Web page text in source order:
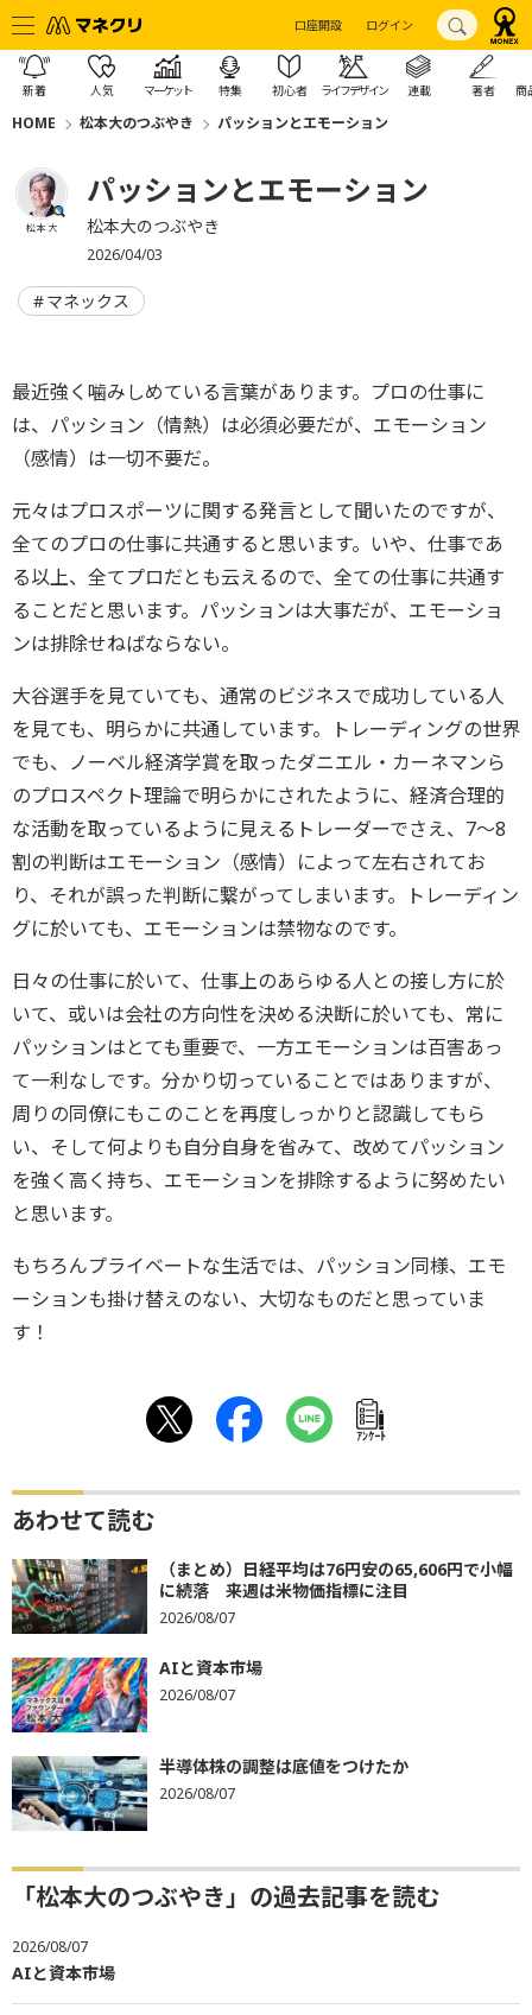
口座開設 ログイン
新着 人気 マーケット 特集 初心者 ライフデザイン 連載 著者 商
HOME 松本大のつぶやき パッションとエモーション
松本 大
パッションとエモーション
松本大のつぶやき
2026/04/03
マネックス
最近強く噛みしめている言葉があります。プロの仕事に
は、パッション（情熱）は必須必要だが、エモーション
（感情）は一切不要だ。
元々はプロスポーツに関する発言として聞いたのですが、
全てのプロの仕事に共通すると思います。いや、仕事であ
る以上、全てプロだとも云えるので、全ての仕事に共通す
ることだと思います。パッションは大事だが、エモーショ
ンは排除せねばならない。
大谷選手を見ていても、通常のビジネスで成功している人
を見ても、明らかに共通しています。トレーディングの世界
でも、ノーベル経済学賞を取ったダニエル・カーネマンら
のプロスペクト理論で明らかにされたように、経済合理的
な活動を取っているように見えるトレーダーでさえ、7～8
割の判断はエモーション（感情）によって左右されてお
り、それが誤った判断に繋がってしまいます。トレーディン
グに於いても、エモーションは禁物なのです。
日々の仕事に於いて、仕事上のあらゆる人との接し方に於
いて、或いは会社の方向性を決める決断に於いても、常に
パッションはとても重要で、一方エモーションは百害あっ
て一利なしです。分かり切っていることではありますが、
周りの同僚にもこのことを再度しっかりと認識してもら
い、そして何よりも自分自身を省みて、改めてパッション
を強く高く持ち、エモーションを排除するように努めたい
と思います。
もちろんプライベートな生活では、パッション同様、エモ
ーションも掛け替えのない、大切なものだと思っていま
す！
ｱﾝｹｰﾄ
あわせて読む
（まとめ）日経平均は76円安の65,606円で小幅
に続落 来週は米物価指標に注目
2026/08/07
AIと資本市場
2026/08/07
半導体株の調整は底値をつけたか
2026/08/07
「松本大のつぶやき」の過去記事を読む
2026/08/07
AIと資本市場